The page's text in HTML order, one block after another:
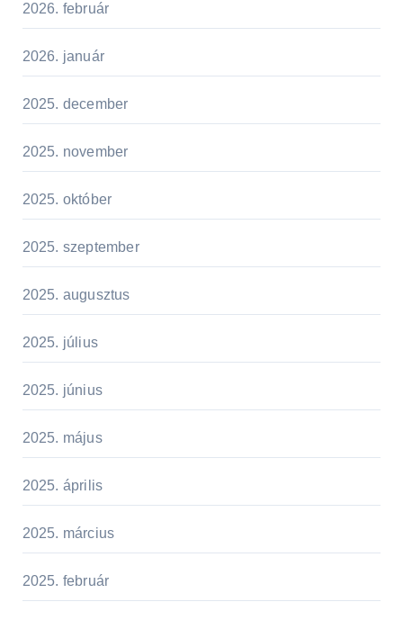
2026. február
2026. január
2025. december
2025. november
2025. október
2025. szeptember
2025. augusztus
2025. július
2025. június
2025. május
2025. április
2025. március
2025. február